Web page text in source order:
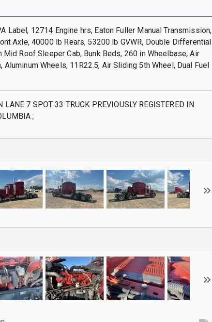
Label, 12714 Engine hrs, Eaton Fuller Manual Transmission,
Axle, 40000 lb Rears, 53200 lb GVWR, Double Differential
Mid Roof Sleeper Cab, Bunk Beds, 260 in Wheelbase, Air
Aluminum Wheels, 11R22.5, Air Sliding 5th Wheel, Dual Fuel
LANE 7 SPOT 33 TRUCK PREVIOUSLY REGISTERED IN
;